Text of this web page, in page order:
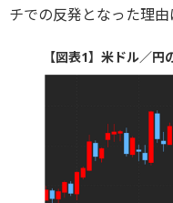
チでの反発となった理由
【図表1】米ドル／円